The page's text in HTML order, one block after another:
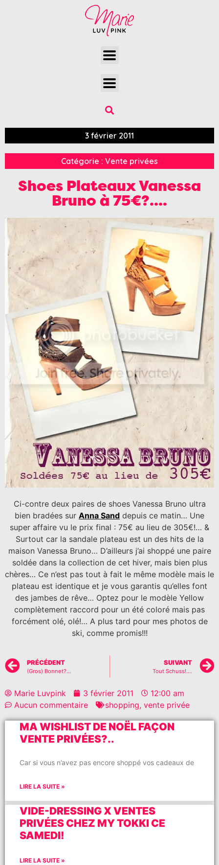
3 février 2011
Catégorie : Vente privées
Shoes Plateaux Vanessa
Bruno à 75€?….
Ci-contre deux paires de shoes Vanessa Bruno ultra
bien bradées sur Anna Sand depuis ce matin… Une
super affaire vu le prix final : 75€ au lieu de 305€!… &
Surtout car la sandale plateau est un des hits de la
maison Vanessa Bruno… D’ailleurs j’ai shoppé une paire
soldée dans la collection de cet hiver, mais bien plus
chères… Ce n’est pas tout à fait le même modèle mais le
plateau est identique et je vous garantis qu’elles font
des jambes de rêve… Optez pour le modèle Yellow
complètement raccord pour un été coloré mais pas
forcément olé, olé!… A plus tard pour mes photos de
ski, comme promis!!!
PRÉCÉDENT
(Gros) Bonnet?…
SUIVANT
Tout Schuss!….
Marie Luvpink 3 février 2011
12:00 am
Aucun commentaire
shopping, vente privée
MA WISHLIST DE NOËL FAÇON
VENTE PRIVÉES?..
Car si vous n’avez pas encore shoppé vos cadeaux de
LIRE LA SUITE »
VIDE-DRESSING X VENTES
PRIVÉES CHEZ MY TOKKI CE
SAMEDI!
LIRE LA SUITE »